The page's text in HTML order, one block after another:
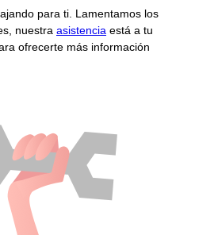
para ti. Lamentamos los
nuestra asistencia está a tu
ofrecerte más información